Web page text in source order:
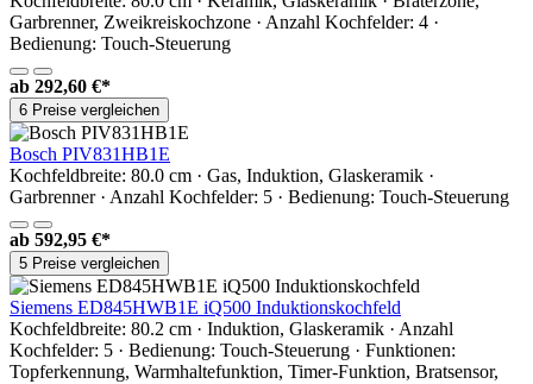
Garbrenner, Zweikreiskochzone · Anzahl Kochfelder: 4 ·
Bedienung: Touch-Steuerung
ab 292,60 €*
6 Preise vergleichen
Bosch PIV831HB1E
Kochfeldbreite: 80.0 cm · Gas, Induktion, Glaskeramik ·
Garbrenner · Anzahl Kochfelder: 5 · Bedienung: Touch-Steuerung
ab 592,95 €*
5 Preise vergleichen
Siemens ED845HWB1E iQ500 Induktionskochfeld
Kochfeldbreite: 80.2 cm · Induktion, Glaskeramik · Anzahl
Kochfelder: 5 · Bedienung: Touch-Steuerung · Funktionen:
Topferkennung, Warmhaltefunktion, Timer-Funktion, Bratsensor,